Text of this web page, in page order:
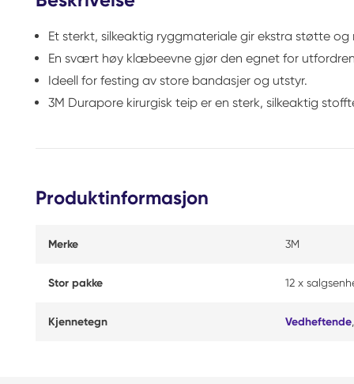
Et sterkt, silkeaktig ryggmateriale gir ekstra støtte
En svært høy klæbeevne gjør den egnet for
Ideell for festing av store bandasjer og utstyr.
3M Durapore kirurgisk teip er en sterk, silkeaktig
Produktinformasjon
Merke 3M
Stor pakke 12 x
Kjennetegn Vedheftende,